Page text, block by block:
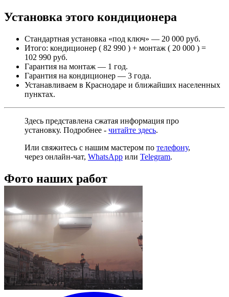
Установка этого кондиционера
Стандартная установка «под ключ» — 20 000 руб.
Итого: кондиционер ( 82 990 ) + монтаж ( 20 000 ) =
102 990 руб.
Гарантия на монтаж — 1 год.
Гарантия на кондиционер — 3 года.
Устанавливаем в Краснодаре и ближайших населенных
пунктах.
Здесь представлена сжатая информация про
установку. Подробнее - читайте здесь.
Или свяжитесь с нашим мастером по телефону,
через онлайн-чат, WhatsApp или Telegram.
Фото наших работ